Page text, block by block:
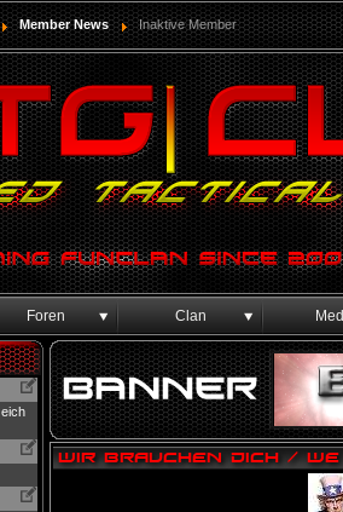
Member News Inaktive Member
Foren Clan
WIR BRAUCHEN DICH /